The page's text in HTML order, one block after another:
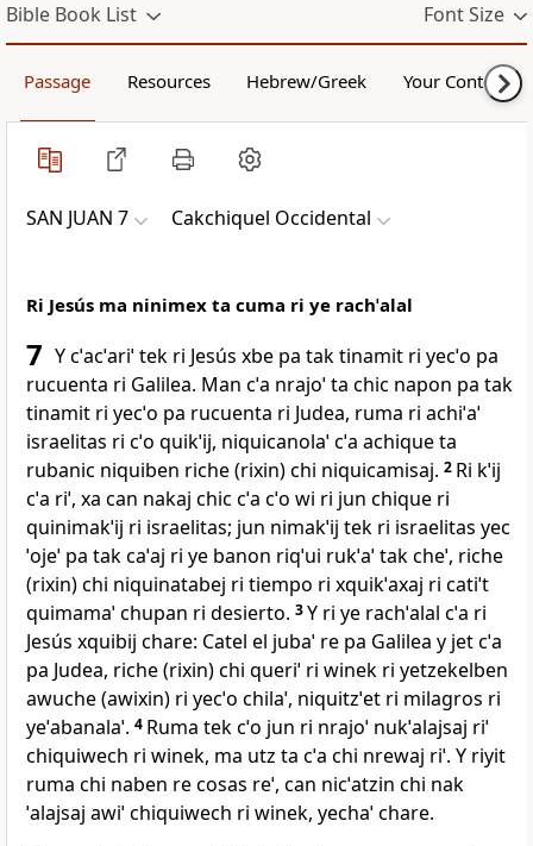
Bible Book List Font Size
Passage Resources Hebrew/Greek Your Content
SAN JUAN 7 Cakchiquel Occidental
Ri Jesús ma ninimex ta cuma ri ye rachˈalal
7 Y cˈacˈariˈ tek ri Jesús xbe pa tak tinamit ri yecˈo pa
rucuenta ri Galilea. Man cˈa nrajoˈ ta chic napon pa tak
tinamit ri yecˈo pa rucuenta ri Judea, ruma ri achiˈaˈ
israelitas ri cˈo quikˈij, niquicanolaˈ cˈa achique ta
rubanic niquiben riche (rixin) chi niquicamisaj. 2 Ri kˈij
cˈa riˈ, xa can nakaj chic cˈa cˈo wi ri jun chique ri
quinimakˈij ri israelitas; jun nimakˈij tek ri israelitas yec
ˈojeˈ pa tak caˈaj ri ye banon riqˈui rukˈaˈ tak cheˈ, riche
(rixin) chi niquinatabej ri tiempo ri xquikˈaxaj ri catiˈt
quimamaˈ chupan ri desierto. 3Y ri ye rachˈalal cˈa ri
Jesús xquibij chare: Catel el jubaˈ re pa Galilea y jet cˈa
pa Judea, riche (rixin) chi queriˈ ri winek ri yetzekelben
awuche (awixin) ri yecˈo chilaˈ, niquitzˈet ri milagros ri
yeˈabanalaˈ. 4 Ruma tek cˈo jun ri nrajoˈ nukˈalajsaj riˈ
chiquiwech ri winek, ma utz ta cˈa chi nrewaj riˈ. Y riyit
ruma chi naben re cosas reˈ, can nicˈatzin chi nak
ˈalajsaj awiˈ chiquiwech ri winek, yechaˈ chare.